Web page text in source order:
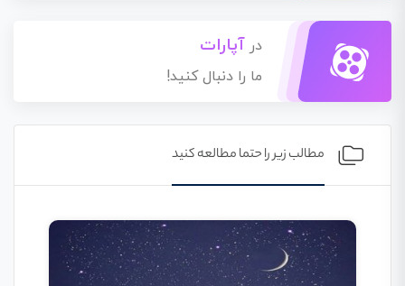
در آپارات
ما را دنبال کنید!
مطالب زیر را حتما مطالعه کنید